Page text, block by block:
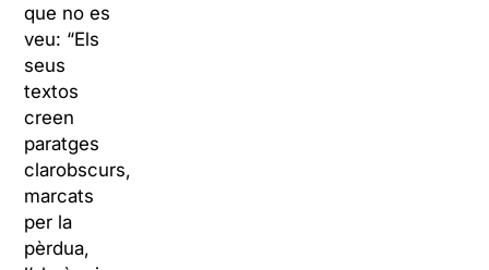
que no es
veu: “Els
seus
textos
creen
paratges
clarobscurs,
marcats
per la
pèrdua,